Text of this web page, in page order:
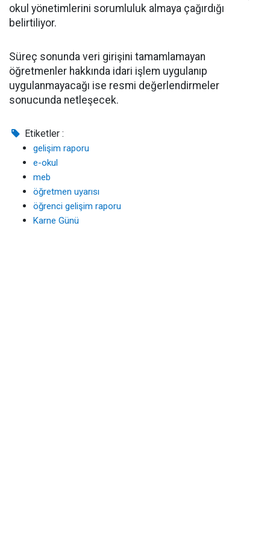
okul yönetimlerini sorumluluk almaya çağırdığı
belirtiliyor.
Süreç sonunda veri girişini tamamlamayan
öğretmenler hakkında idari işlem uygulanıp
uygulanmayacağı ise resmi değerlendirmeler
sonucunda netleşecek.
Etiketler :
gelişim raporu
e-okul
meb
öğretmen uyarısı
öğrenci gelişim raporu
Karne Günü